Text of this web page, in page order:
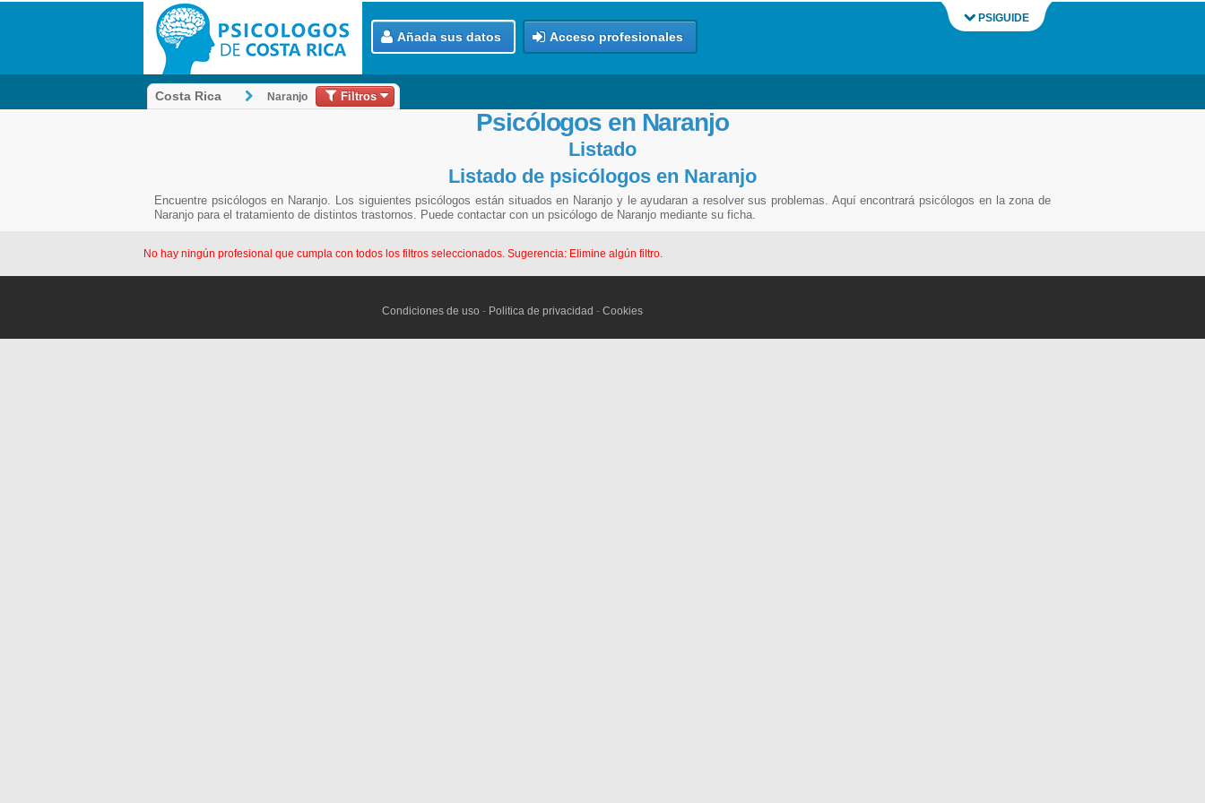
Añada sus datos Acceso profesionales
PSIGUIDE
Costa Rica Naranjo Filtros
Psicólogos en Naranjo
Listado
Listado de psicólogos en Naranjo
Encuentre psicólogos en Naranjo. Los siguientes psicólogos están situados en Naranjo y le ayudaran a resolver sus problemas. Aquí encontrará psicólogos en la zona de
Naranjo para el tratamiento de distintos trastornos. Puede contactar con un psicólogo de Naranjo mediante su ficha.
No hay ningún profesional que cumpla con todos los filtros seleccionados. Sugerencia: Elimine algún filtro.
Condiciones de uso - Politica de privacidad -Cookies